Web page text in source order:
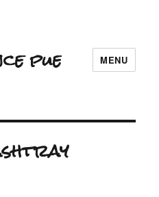
pue MENU